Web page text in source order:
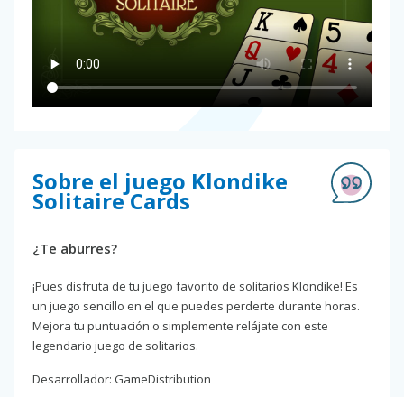
Sobre el juego Klondike
Solitaire Cards
¿Te aburres?
¡Pues disfruta de tu juego favorito de solitarios Klondike! Es
un juego sencillo en el que puedes perderte durante horas.
Mejora tu puntuación o simplemente relájate con este
legendario juego de solitarios.
Desarrollador: GameDistribution